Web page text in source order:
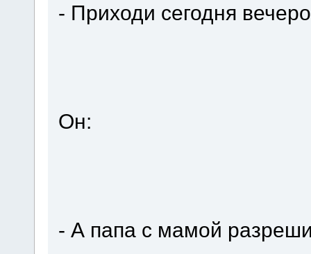
- Приходи сегодня
Он:
- А папа с мамой